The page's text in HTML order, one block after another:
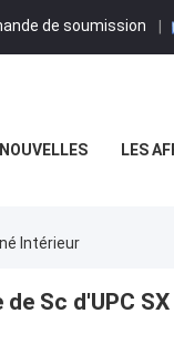
de soumission |
NOUVELLES LES
Intérieur
Sc d'UPC